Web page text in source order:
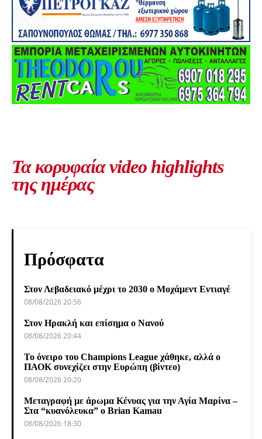
Τα κορυφαία video highlights
της ημέρας
Πρόσφατα
Στον Λεβαδειακό μέχρι το 2030 ο Μοχάμεντ Εντιαγέ
08/08/2026 20:56
Στον Ηρακλή και επίσημα ο Νανού
08/08/2026 20:44
Το όνειρο του Champions League χάθηκε, αλλά ο
ΠΑΟΚ συνεχίζει στην Ευρώπη (βίντεο)
08/08/2026 20:20
Μεταγραφή με άρωμα Κένυας για την Αγία Μαρίνα –
Στα “κυανόλευκα” ο Brian Kamau
08/08/2026 18:30